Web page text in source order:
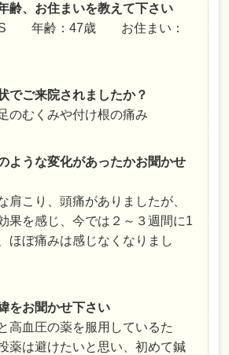
齢、お住まいを教えて下さい
年齢：47歳 お住まい：
でご来院されましたか？
のむくみや付け根の痛み
ような変化があったかお聞かせ
肩こり、頭痛がありましたが、
果を感じ、今では２～３週間に1
ほぼ痛みは感じなくなりまし
をお聞かせ下さい
高血圧の薬を服用しているた
薬は避けたいと思い、初めて鍼